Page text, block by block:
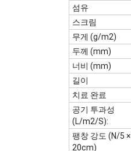
섬유
스크림
무게 (g/m2)
두께 (mm)
너비 (mm)
길이
치료 완료
공기 투과성
(L/m2/S):
팽창 강도 (N/5 ×
20cm)